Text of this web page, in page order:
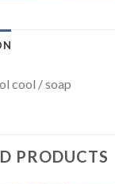
cool / soap
PRODUCTS